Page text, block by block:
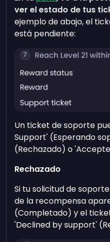
ver el estado de tus
ejemplo de abajo, el
está pendiente:
Un ticket de soporte
Support' (Esperando
(Rechazado) o
Rechazado
Si tu solicitud de
de la recompensa
(Completado) y el
'Declined by support'